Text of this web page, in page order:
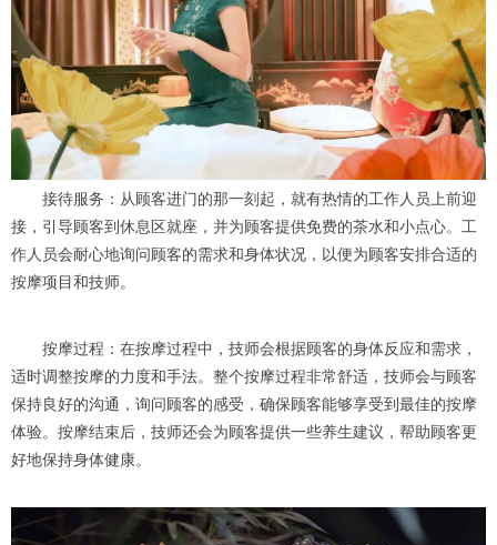
接待服务：从顾客进门的那一刻起，就有热情的工作人员上前迎
接，引导顾客到休息区就座，并为顾客提供免费的茶水和小点心。工
作人员会耐心地询问顾客的需求和身体状况，以便为顾客安排合适的
按摩项目和技师。
按摩过程：在按摩过程中，技师会根据顾客的身体反应和需求，
适时调整按摩的力度和手法。整个按摩过程非常舒适，技师会与顾客
保持良好的沟通，询问顾客的感受，确保顾客能够享受到最佳的按摩
体验。按摩结束后，技师还会为顾客提供一些养生建议，帮助顾客更
好地保持身体健康。